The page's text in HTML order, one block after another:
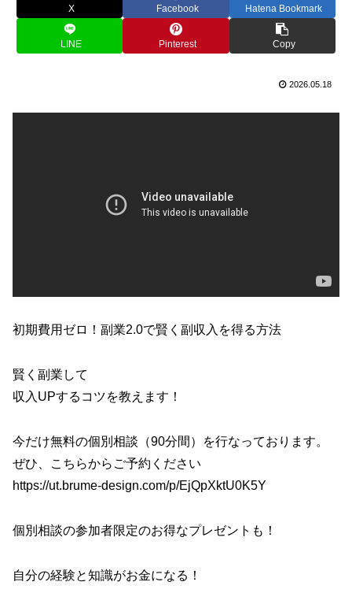
X Facebook Hatena Bookmark
LINE Pinterest Copy
2026.05.18
初期費用ゼロ！副業2.0で賢く副収入を得る方法
賢く副業して
収入UPするコツを教えます！
今だけ無料の個別相談（90分間）を行なっております。
ぜひ、こちらからご予約ください
https://ut.brume-design.com/p/EjQpXktU0K5Y
個別相談の参加者限定のお得なプレゼントも！
自分の経験と知識がお金になる！